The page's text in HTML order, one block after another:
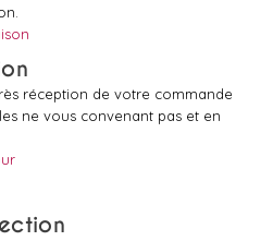
réception de votre commande
ne vous convenant pas et en